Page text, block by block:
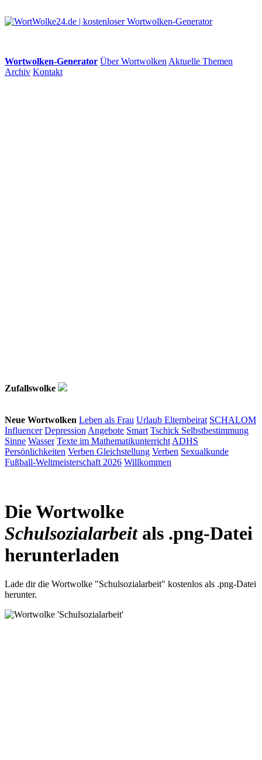
Wortwolken-Generator Über Wortwolken Aktuelle Themen
Archiv Kontakt
Zufallswolke
Neue Wortwolken Leben als Frau Urlaub Elternbeirat SCHALOM
Influencer Depression Angebote Smart Tschick Selbstbestimmung
Sinne Wasser Texte im Mathematikunterricht ADHS
Persönlichkeiten Verben Gleichstellung Verben Sexualkunde
Fußball-Weltmeisterschaft 2026 Willkommen
Die Wortwolke
Schulsozialarbeitals .png-Datei
herunterladen
Lade dir die Wortwolke "Schulsozialarbeit" kostenlos als .png-Datei
herunter.